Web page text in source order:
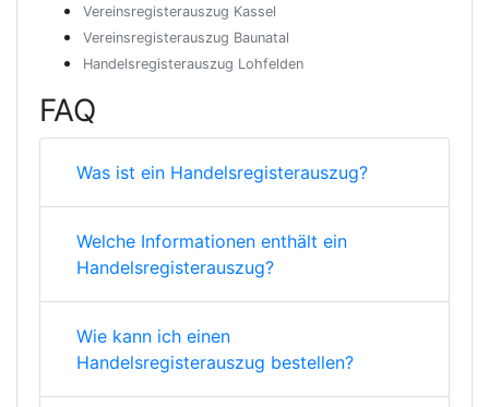
Vereinsregisterauszug Kassel
Vereinsregisterauszug Baunatal
Handelsregisterauszug Lohfelden
FAQ
Was ist ein Handelsregisterauszug?
Welche Informationen enthält ein
Handelsregisterauszug?
Wie kann ich einen
Handelsregisterauszug bestellen?